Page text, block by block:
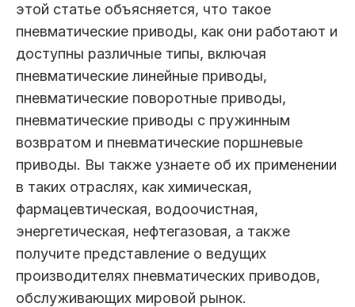
этой статье объясняется, что такое
пневматические приводы, как они работают и
доступны различные типы, включая
пневматические линейные приводы,
пневматические поворотные приводы,
пневматические приводы с пружинным
возвратом и пневматические поршневые
приводы. Вы также узнаете об их применении
в таких отраслях, как химическая,
фармацевтическая, водоочистная,
энергетическая, нефтегазовая, а также
получите представление о ведущих
производителях пневматических приводов,
обслуживающих мировой рынок.